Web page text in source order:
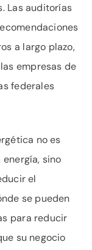
Las auditorías
a largo plazo,
empresas de
federales
no es
sino
el
se pueden
para reducir
su negocio